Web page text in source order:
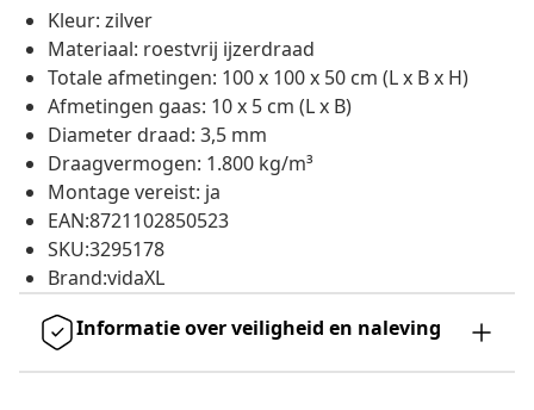
Kleur: zilver
Materiaal: roestvrij ijzerdraad
Totale afmetingen: 100 x 100 x 50 cm (L x B x H)
Afmetingen gaas: 10 x 5 cm (L x B)
Diameter draad: 3,5 mm
Draagvermogen: 1.800 kg/m³
Montage vereist: ja
EAN:8721102850523
SKU:3295178
Brand:vidaXL
Informatie over veiligheid en naleving